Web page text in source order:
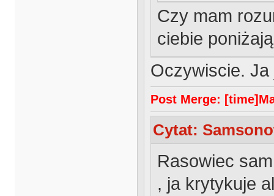
Czy mam
ciebie
Oczywiscie.
Post Merge:
Cytat:
Rasowiec
, ja krytykuje